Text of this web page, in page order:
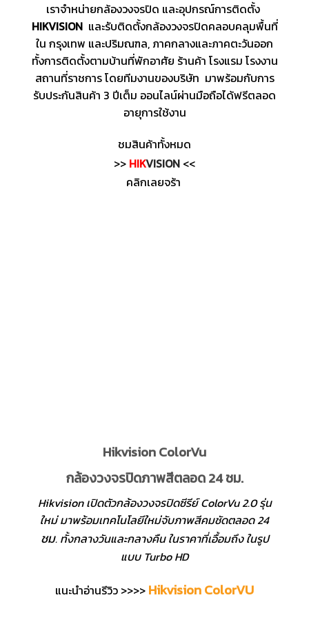
เราจำหน่ายกล้องวงจรปิด และอุปกรณ์การติดตั้ง
HIKVISIONและรับติดตั้งกล้องวงจรปิดคลอบคลุมพื้นที่
ใน กรุงเทพ และปริมณฑล, ภาคกลางและภาคตะวันออก
ทั้งการติดตั้งตามบ้านที่พักอาศัย ร้านค้า โรงแรม โรงงาน
สถานที่ราชการ โดยทีมงานของบริษัท มาพร้อมกับการ
รับประกันสินค้า 3 ปีเต็ม ออนไลน์ผ่านมือถือได้ฟรีตลอด
อายุการใช้งาน
ชมสินค้าทั้งหมด
>> HIKVISION <<
คลิกเลยจร้า
Hikvision ColorVu
กล้องวงจรปิดภาพสีตลอด 24 ชม.
Hikvision เปิดตัวกล้องวงจรปิดซีรีย์ ColorVu 2.0 รุ่น
ใหม่ มาพร้อมเทคโนโลยีใหม่จับภาพสีคมชัดตลอด 24
ชม. ทั้งกลางวันและกลางคืน ในราคาที่เอื้อมถึง ในรูป
แบบ Turbo HD
แนะนำอ่านรีวิว >>>> Hikvision ColorVU